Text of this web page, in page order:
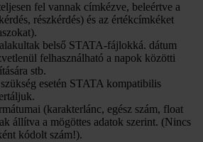
fel vannak címkézve, beleértve a
részkérdés) és az értékcímkéket
belső STATA-fájlokká. dátum
felhasználható a napok közötti
stb.
esetén STATA kompatibilis
(karakterlánc, egész szám, float
állítva a mögöttes adatok szerint. (Nincs
kódolt szám!).